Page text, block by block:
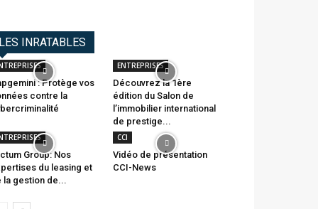
LES INRATABLES
: Protège vos
contre la
ENTREPRISES
Découvrez la 1ère
édition du Salon de
l’immobilier international
de prestige...
Group: Nos
du leasing et
la gestion de...
CCI
Vidéo de présentation
CCI-News